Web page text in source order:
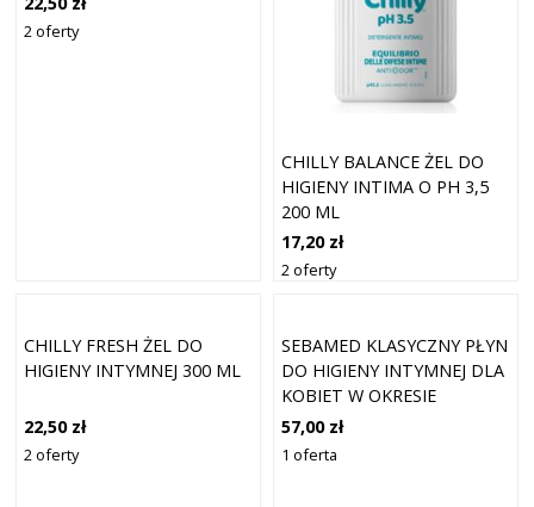
2 oferty
CHILLY BALANCE ŻEL DO
HIGIENY INTIMA O PH 3,5
200 ML
17,20 zł
2 oferty
CHILLY FRESH ŻEL DO
HIGIENY INTYMNEJ 300 ML
22,50 zł
2 oferty
SEBAMED KLASYCZNY PŁYN
DO HIGIENY INTYMNEJ DLA
KOBIET W OKRESIE
MENOPAUZY - 200 ML
57,00 zł
1 oferta